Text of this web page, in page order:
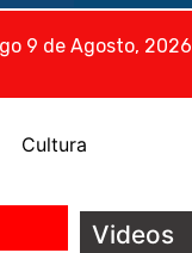
9 de Agosto, 2026
Cultura
Videos